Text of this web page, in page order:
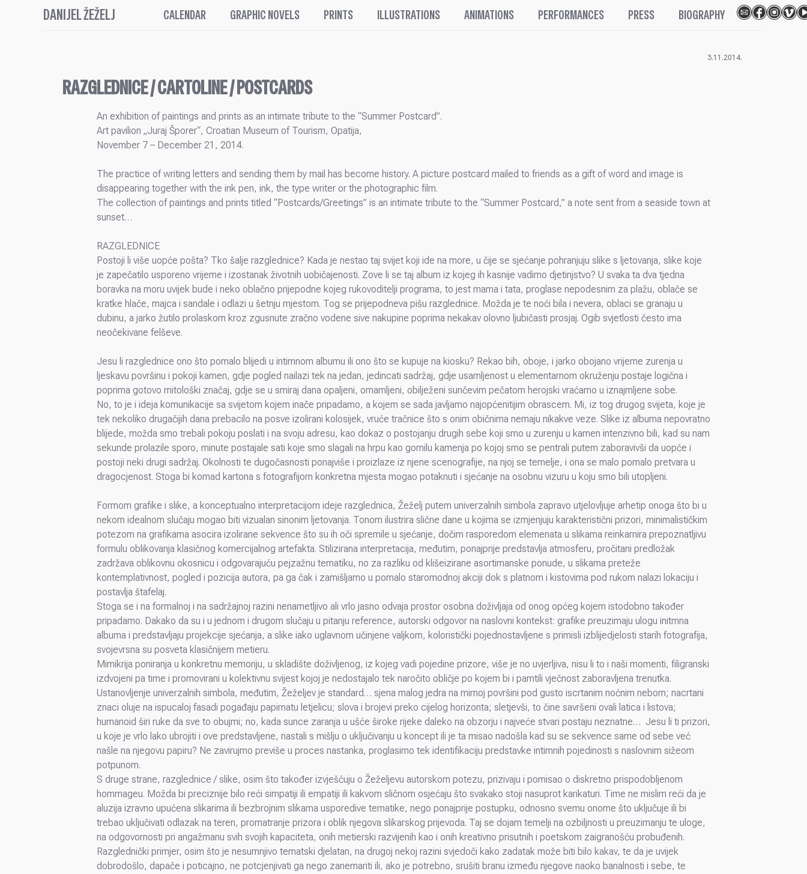
DANIJEL ŽEŽELJ CALENDAR GRAPHIC NOVELS PRINTS ILLUSTRATIONS ANIMATIONS PERFORMANCES PRESS BIOGRAPHY
3.11.2014.
RAZGLEDNICE / CARTOLINE / POSTCARDS
An exhibition of paintings and prints as an intimate tribute to the “Summer Postcard”.
Art pavilion „Juraj Šporer“, Croatian Museum of Tourism, Opatija,
November 7 – December 21, 2014.
The practice of writing letters and sending them by mail has become history. A picture postcard mailed to friends as a gift of word and image is
disappearing together with the ink pen, ink, the type writer or the photographic film.
The collection of paintings and prints titled “Postcards/Greetings” is an intimate tribute to the “Summer Postcard,” a note sent from a seaside town at
sunset…
RAZGLEDNICE
Postoji li više uopće pošta? Tko šalje razglednice? Kada je nestao taj svijet koji ide na more, u čije se sjećanje pohranjuju slike s ljetovanja, slike koje
je zapečatilo usporeno vrijeme i izostanak životnih uobičajenosti. Zove li se taj album iz kojeg ih kasnije vadimo djetinjstvo? U svaka ta dva tjedna
boravka na moru uvijek bude i neko oblačno prijepodne kojeg rukovoditelji programa, to jest mama i tata, proglase nepodesnim za plažu, oblače se
kratke hlače, majca i sandale i odlazi u šetnju mjestom. Tog se prijepodneva pišu razglednice. Možda je te noći bila i nevera, oblaci se granaju u
dubinu, a jarko žutilo prolaskom kroz zgusnute zračno vodene sive nakupine poprima nekakav olovno ljubičasti prosjaj. Ogib svjetlosti često ima
neočekivane felševe.
Jesu li razglednice ono što pomalo blijedi u intimnom albumu ili ono što se kupuje na kiosku? Rekao bih, oboje, i jarko obojano vrijeme zurenja u
ljeskavu površinu i pokoji kamen, gdje pogled nailazi tek na jedan, jedincati sadržaj, gdje usamljenost u elementarnom okruženju postaje logična i
poprima gotovo mitološki značaj, gdje se u smiraj dana opaljeni, omamljeni, obilježeni sunčevim pečatom herojski vraćamo u iznajmljene sobe.
No, to je i ideja komunikacije sa svijetom kojem inače pripadamo, a kojem se sada javljamo najopćenitijim obrascem. Mi, iz tog drugog svijeta, koje je
tek nekoliko drugačijih dana prebacilo na posve izolirani kolosijek, vruće tračnice što s onim običnima nemaju nikakve veze. Slike iz albuma nepovratno
blijede, možda smo trebali pokoju poslati i na svoju adresu, kao dokaz o postojanju drugih sebe koji smo u zurenju u kamen intenzivno bili, kad su nam
sekunde prolazile sporo, minute postajale sati koje smo slagali na hrpu kao gomilu kamenja po kojoj smo se pentrali putem zaboravivši da uopće i
postoji neki drugi sadržaj. Okolnosti te dugočasnosti ponajviše i proizlaze iz njene scenografije, na njoj se temelje, i ona se malo pomalo pretvara u
dragocjenost. Stoga bi komad kartona s fotografijom konkretna mjesta mogao potaknuti i sjećanje na osobnu vizuru u koju smo bili utopljeni.
Formom grafike i slike, a konceptualno interpretacijom ideje razglednica, Žeželj putem univerzalnih simbola zapravo utjelovljuje arhetip onoga što bi u
nekom idealnom slučaju mogao biti vizualan sinonim ljetovanja. Tonom ilustrira slične dane u kojima se izmjenjuju karakteristični prizori, minimalističkim
potezom na grafikama asocira izolirane sekvence što su ih oči spremile u sjećanje, dočim rasporedom elemenata u slikama reinkarnira prepoznatljivu
formulu oblikovanja klasičnog komercijalnog artefakta. Stilizirana interpretacija, međutim, ponajprije predstavlja atmosferu, pročitani predložak
zadržava oblikovnu okosnicu i odgovarajuću pejzažnu tematiku, no za razliku od klišeizirane asortimanske ponude, u slikama preteže
kontemplativnost, pogled i pozicija autora, pa ga čak i zamišljamo u pomalo staromodnoj akciji dok s platnom i kistovima pod rukom nalazi lokaciju i
postavlja štafelaj.
Stoga se i na formalnoj i na sadržajnoj razini nenametljivo ali vrlo jasno odvaja prostor osobna doživljaja od onog općeg kojem istodobno također
pripadamo. Dakako da su i u jednom i drugom slučaju u pitanju reference, autorski odgovor na naslovni kontekst: grafike preuzimaju ulogu initmna
albuma i predstavljaju projekcije sjećanja, a slike iako uglavnom učinjene valjkom, koloristički pojednostavljene s primisli izblijedjelosti starih fotografija,
svojevrsna su posveta klasičnijem metieru.
Mimikrija poniranja u konkretnu memoriju, u skladište doživljenog, iz kojeg vadi pojedine prizore, više je no uvjerljiva, nisu li to i naši momenti, filigranski
izdvojeni pa time i promovirani u kolektivnu svijest kojoj je nedostajalo tek naročito obličje po kojem bi i pamtili vječnost zaboravljena trenutka.
Ustanovljenje univerzalnih simbola, međutim, Žeželjev je standard… sjena malog jedra na mirnoj površini pod gusto iscrtanim noćnim nebom; nacrtani
znaci oluje na ispucaloj fasadi pogađaju papirnatu letjelicu; slova i brojevi preko cijelog horizonta; sletjevši, to čine savršeni ovali latica i listova;
humanoid širi ruke da sve to obujmi; no, kada sunce zaranja u ušće široke rijeke daleko na obzorju i najveće stvari postaju neznatne… Jesu li ti prizori,
u koje je vrlo lako ubrojiti i ove predstavljene, nastali s mišlju o uključivanju u koncept ili je ta misao nadošla kad su se sekvence same od sebe već
našle na njegovu papiru? Ne zavirujmo previše u proces nastanka, proglasimo tek identifikaciju predstavke intimnih pojedinosti s naslovnim sižeom
potpunom.
S druge strane, razglednice / slike, osim što također izvješćuju o Žeželjevu autorskom potezu, prizivaju i pomisao o diskretno prispodobljenom
hommageu. Možda bi preciznije bilo reći simpatiji ili empatiji ili kakvom sličnom osjećaju što svakako stoji nasuprot karikaturi. Time ne mislim reći da je
aluzija izravno upućena slikarima ili bezbrojnim slikama usporedive tematike, nego ponajprije postupku, odnosno svemu onome što uključuje ili bi
trebao uključivati odlazak na teren, promatranje prizora i oblik njegova slikarskog prijevoda. Taj se dojam temelji na ozbiljnosti u preuzimanju te uloge,
na odgovornosti pri angažmanu svih svojih kapaciteta, onih metierski razvijenih kao i onih kreativno prisutnih i poetskom zaigranošću probuđenih.
Razglednički primjer, osim što je nesumnjivo tematski djelatan, na drugoj nekoj razini svjedoči kako zadatak može biti bilo kakav, te da je uvijek
dobrodošlo, dapače i poticajno, ne potcjenjivati ga nego zanemariti ili, ako je potrebno, srušiti branu između njegove naoko banalnosti i sebe, te